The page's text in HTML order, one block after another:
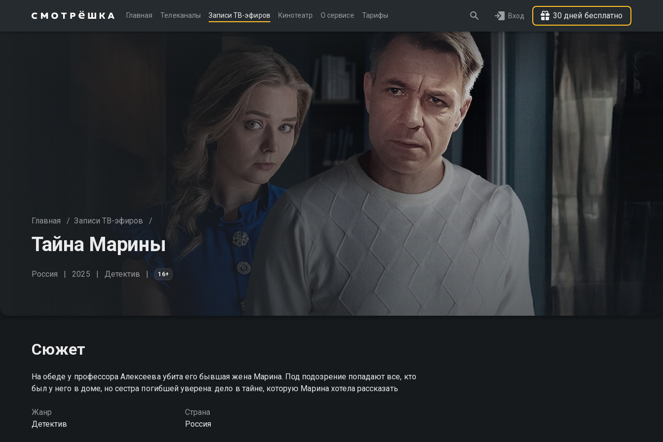
Главная Телеканалы Записи ТВ-эфиров Кинотеатр О сервисе Тарифы Вход 30 дней бесплатно
Главная / Записи ТВ-эфиров /
Тайна Марины
Россия 2025 Детектив 16+
Сюжет
На обеде у профессора Алексеева убита его бывшая жена Марина. Под подозрение попадают все, кто
был у него в доме, но сестра погибшей уверена: дело в тайне, которую Марина хотела рассказать
Жанр
Детектив
Страна
Россия